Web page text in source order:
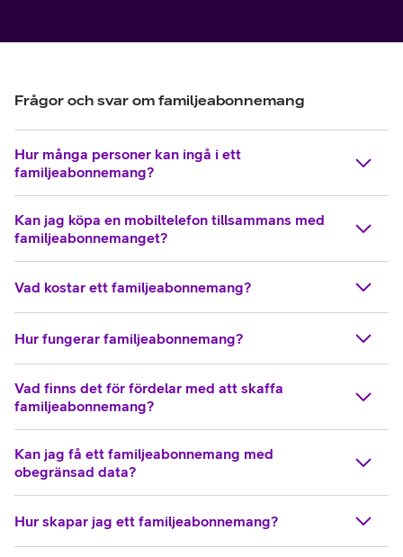
Frågor och svar om familjeabonnemang
Hur många personer kan ingå i ett
familjeabonnemang?
Kan jag köpa en mobiltelefon tillsammans med
familjeabonnemanget?
Vad kostar ett familjeabonnemang?
Hur fungerar familjeabonnemang?
Vad finns det för fördelar med att skaffa
familjeabonnemang?
Kan jag få ett familjeabonnemang med
obegränsad data?
Hur skapar jag ett familjeabonnemang?